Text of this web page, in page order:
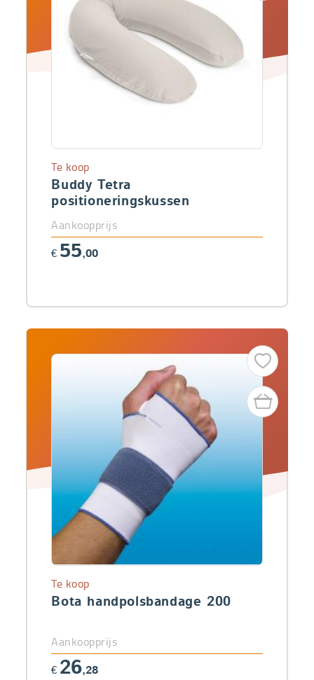
Buddy Tetra
positioneringskussen
Te koop
Aankoopprijs
€ 55,00
Bota handpolsbandage 200
Te koop
Aankoopprijs
€ 26,28